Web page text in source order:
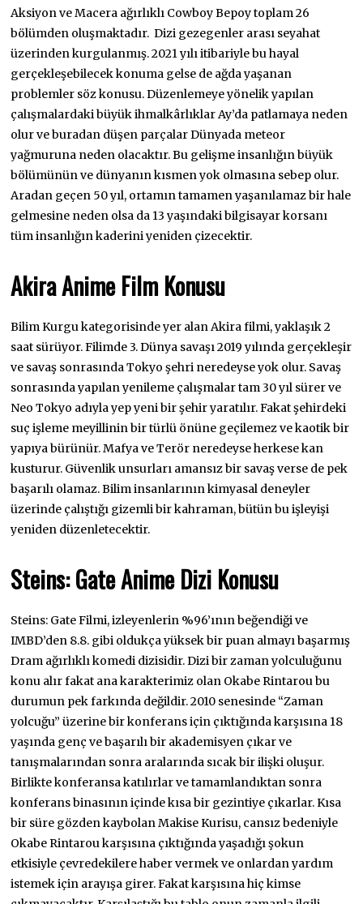
Aksiyon ve Macera ağırlıklı Cowboy Bepoy toplam 26
bölümden oluşmaktadır. Dizi gezegenler arası seyahat
üzerinden kurgulanmış. 2021 yılı itibariyle bu hayal
gerçekleşebilecek konuma gelse de ağda yaşanan
problemler söz konusu. Düzenlemeye yönelik yapılan
çalışmalardaki büyük ihmalkârlıklar Ay’da patlamaya neden
olur ve buradan düşen parçalar Dünyada meteor
yağmuruna neden olacaktır. Bu gelişme insanlığın büyük
bölümünün ve dünyanın kısmen yok olmasına sebep olur.
Aradan geçen 50 yıl, ortamın tamamen yaşanılamaz bir hale
gelmesine neden olsa da 13 yaşındaki bilgisayar korsanı
tüm insanlığın kaderini yeniden çizecektir.
Akira Anime Film Konusu
Bilim Kurgu kategorisinde yer alan Akira filmi, yaklaşık 2
saat sürüyor. Filimde 3. Dünya savaşı 2019 yılında gerçekleşir
ve savaş sonrasında Tokyo şehri neredeyse yok olur. Savaş
sonrasında yapılan yenileme çalışmalar tam 30 yıl sürer ve
Neo Tokyo adıyla yep yeni bir şehir yaratılır. Fakat şehirdeki
suç işleme meyillinin bir türlü önüne geçilemez ve kaotik bir
yapıya bürünür. Mafya ve Terör neredeyse herkese kan
kusturur. Güvenlik unsurları amansız bir savaş verse de pek
başarılı olamaz. Bilim insanlarının kimyasal deneyler
üzerinde çalıştığı gizemli bir kahraman, bütün bu işleyişi
yeniden düzenletecektir.
Steins: Gate Anime Dizi Konusu
Steins: Gate Filmi, izleyenlerin %96’ının beğendiği ve
IMBD’den 8.8. gibi oldukça yüksek bir puan almayı başarmış
Dram ağırlıklı komedi dizisidir. Dizi bir zaman yolculuğunu
konu alır fakat ana karakterimiz olan Okabe Rintarou bu
durumun pek farkında değildir. 2010 senesinde “Zaman
yolcuğu” üzerine bir konferans için çıktığında karşısına 18
yaşında genç ve başarılı bir akademisyen çıkar ve
tanışmalarından sonra aralarında sıcak bir ilişki oluşur.
Birlikte konferansa katılırlar ve tamamlandıktan sonra
konferans binasının içinde kısa bir gezintiye çıkarlar. Kısa
bir süre gözden kaybolan Makise Kurisu, cansız bedeniyle
Okabe Rintarou karşısına çıktığında yaşadığı şokun
etkisiyle çevredekilere haber vermek ve onlardan yardım
istemek için arayışa girer. Fakat karşısına hiç kimse